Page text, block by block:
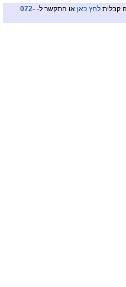
קבלית לחץ כאן או התקשר ל- 072-